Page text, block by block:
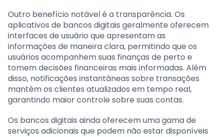
Outro benefício notável é a transparência. Os
aplicativos de bancos digitais geralmente oferecem
interfaces de usuário que apresentam as
informações de maneira clara, permitindo que os
usuários acompanhem suas finanças de perto e
tomem decisões financeiras mais informadas. Além
disso, notificações instantâneas sobre transações
mantêm os clientes atualizados em tempo real,
garantindo maior controle sobre suas contas.
Os bancos digitais ainda oferecem uma gama de
serviços adicionais que podem não estar disponíveis